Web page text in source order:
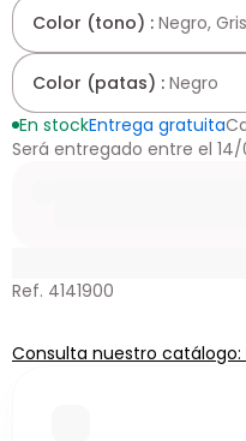
Color (tono) : Negro, Gris
Color (patas) : Negro
En stockEntrega gratuita
Será entregado entre el
Ref. 4141900
Consulta nuestro catálogo: